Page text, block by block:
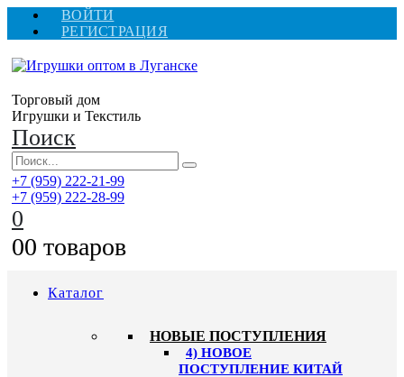
ВОЙТИ
РЕГИСТРАЦИЯ
Торговый дом
Игрушки и Текстиль
Поиск
+7 (959) 222-21-99
+7 (959) 222-28-99
0
00 товаров
Каталог
НОВЫЕ ПОСТУПЛЕНИЯ
4) НОВОЕ
ПОСТУПЛЕНИЕ КИТАЙ